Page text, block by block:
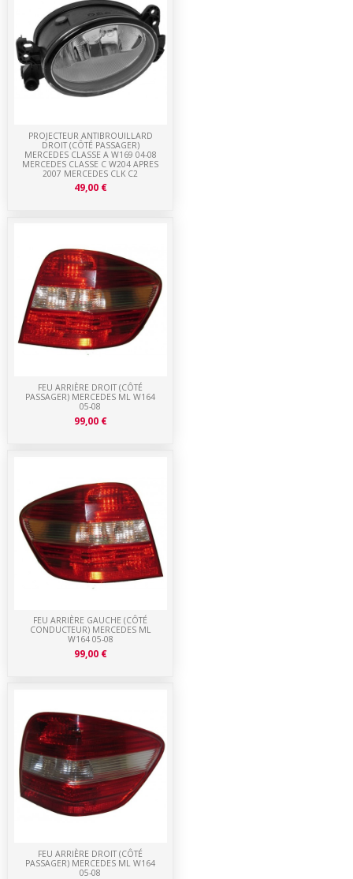
FEU ARRIÈRE DROIT (CÔTÉ
PASSAGER) MERCEDES ML W164
05-08
FEU ARRIÈRE GAUCHE (CÔTÉ
CONDUCTEUR) MERCEDES ML
W164 05-08
99,00 €
FEU ARRIÈRE DROIT (CÔTÉ
PASSAGER) MERCEDES ML W164
05-08
99,00 €
PROJECTEUR ANTIBROUILLARD
DROIT (CÔTÉ PASSAGER)
MERCEDES CLASSE A W169 04-08
MERCEDES CLASSE C W204 APRES
2007 MERCEDES CLK C2
49,00 €